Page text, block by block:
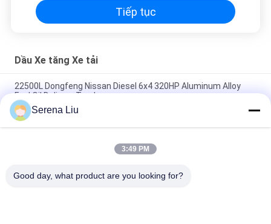
Tiếp tục
Dầu Xe tăng Xe tải
22500L Dongfeng Nissan Diesel 6x4 320HP Aluminum Alloy
Fuel Oil Delivery Truck
5,944 US Gallon 320HP Aluminum Alloy Oil Tank Truck with 6x4
DongFeng Nissan Diesel Chassis
Dongfeng 8x4 310HP Carbon thép Dầu thô giao thông vận tải
Serena Liu
3:49 PM
Good day, what product are you looking for?